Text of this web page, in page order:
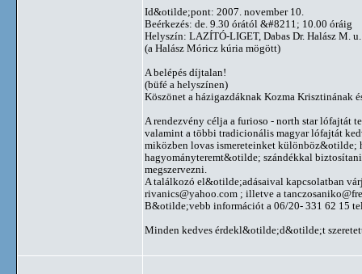
Id&otilde;pont: 2007. november 10.
Beérkezés: de. 9.30 órától &#8211; 10.00 óráig
Helyszín: LAZÍTÓ-LIGET, Dabas Dr. Halász M.
(a Halász Móricz kúria mögött)
A belépés díjtalan!
(büfé a helyszínen)
Köszönet a házigazdáknak Kozma Krisztinának
A rendezvény célja a furioso - north star lófajtát
valamint a többi tradicionális magyar lófajtát
miközben lovas ismereteinket különböz&otilde;
hagyományteremt&otilde; szándékkal
megszervezni.
A találkozó el&otilde;adásaival kapcsolatban
rivanics@yahoo.com ; illetve a
B&otilde;vebb információt a 06/20- 331 62 15
Minden kedves érdekl&otilde;d&otilde;t